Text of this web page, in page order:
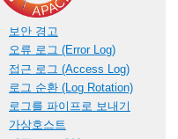
보안 경고
오류 로그 (Error Log)
접근 로그 (Access Log)
로그 순환 (Log Rotation)
로그를 파이프로 보내기
가상호스트